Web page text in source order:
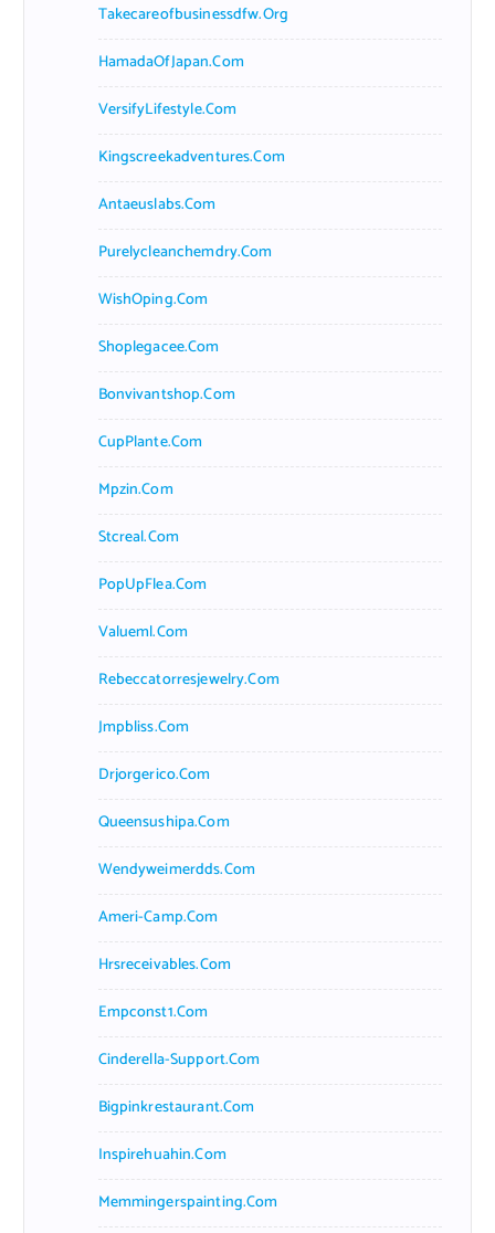
Takecareofbusinessdfw.org
HamadaOfJapan.com
VersifyLifestyle.com
Kingscreekadventures.com
Antaeuslabs.com
Purelycleanchemdry.com
WishOping.com
Shoplegacee.com
Bonvivantshop.com
CupPlante.com
Mpzin.com
Stcreal.com
PopUpFlea.com
Valueml.com
Rebeccatorresjewelry.com
Jmpbliss.com
Drjorgerico.com
Queensushipa.com
Wendyweimerdds.com
Ameri-Camp.com
Hrsreceivables.com
Empconst1.com
Cinderella-Support.com
Bigpinkrestaurant.com
Inspirehuahin.com
Memmingerspainting.com